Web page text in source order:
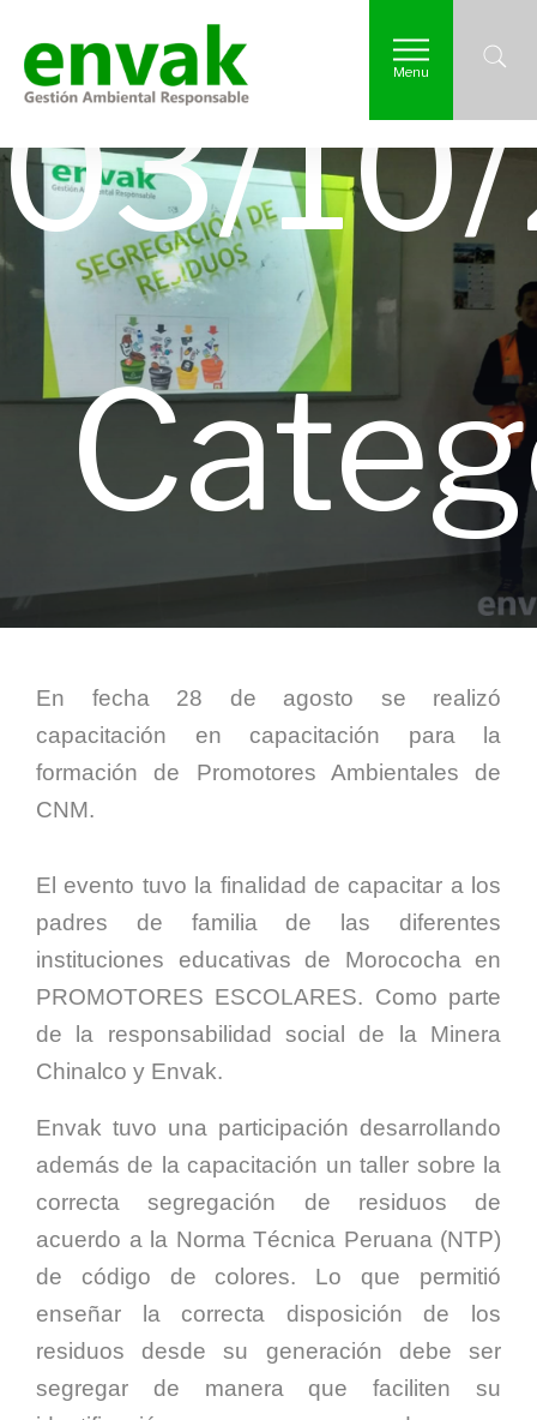
Menu
03/
En fecha 28 de agosto se realizó
capacitación en capacitación para la
formación de Promotores Ambientales de
CNM.
El evento tuvo la finalidad de capacitar a los
padres de familia de las diferentes
instituciones educativas de Morococha en
PROMOTORES ESCOLARES. Como parte
de la responsabilidad social de la Minera
Chinalco y Envak.
Envak tuvo una participación desarrollando
además de la capacitación un taller sobre la
correcta segregación de residuos de
acuerdo a la Norma Técnica Peruana (NTP)
de código de colores. Lo que permitió
enseñar la correcta disposición de los
residuos desde su generación debe ser
segregar de manera que faciliten su